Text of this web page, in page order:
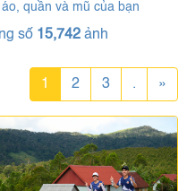
quần và mũ của bạn
số 15,742 ảnh
1 2 3 . »